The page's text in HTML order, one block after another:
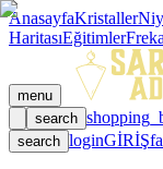
AnasayfaKristaller
HaritasıEğitimler
menu
search
search loginGİRİŞ